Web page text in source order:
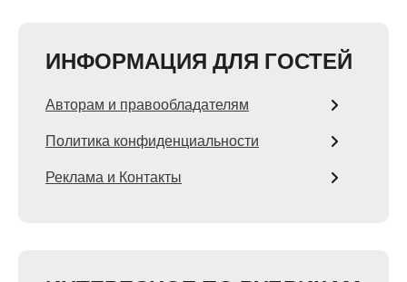
ИНФОРМАЦИЯ ДЛЯ ГОСТЕЙ
Авторам и правообладателям
Политика конфиденциальности
Реклама и Контакты